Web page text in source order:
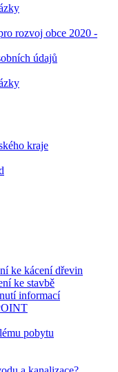
rozvoj obce 2020 -
údajů
kraje
ke kácení dřevin
ke stavbě
informací
pobytu